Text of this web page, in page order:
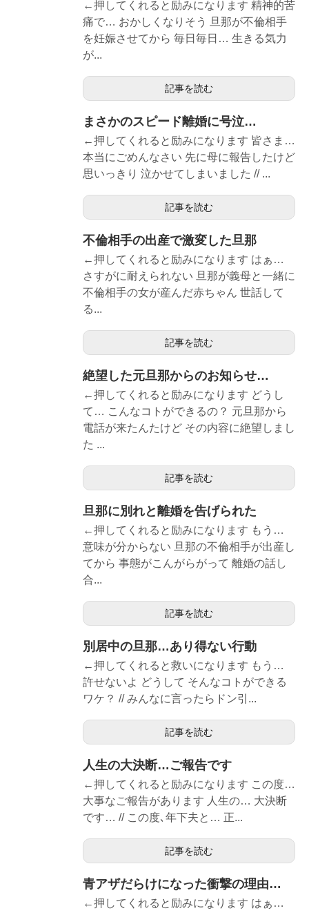
←押してくれると励みになります 精神的苦
痛で… おかしくなりそう 旦那が不倫相手
を妊娠させてから 毎日毎日… 生きる気力
が...
記事を読む
まさかのスピード離婚に号泣…
←押してくれると励みになります 皆さま…
本当にごめんなさい 先に母に報告したけど
思いっきり 泣かせてしまいました // ...
記事を読む
不倫相手の出産で激変した旦那
←押してくれると励みになります はぁ…
さすがに耐えられない 旦那が義母と一緒に
不倫相手の女が産んだ赤ちゃん 世話して
る...
記事を読む
絶望した元旦那からのお知らせ…
←押してくれると励みになります どうし
て… こんなコトができるの？ 元旦那から
電話が来たんたけど その内容に絶望しまし
た ...
記事を読む
旦那に別れと離婚を告げられた
←押してくれると励みになります もう…
意味が分からない 旦那の不倫相手が出産し
てから 事態がこんがらがって 離婚の話し
合...
記事を読む
別居中の旦那…あり得ない行動
←押してくれると救いになります もう…
許せないよ どうして そんなコトができる
ワケ？ // みんなに言ったらドン引...
記事を読む
人生の大決断…ご報告です
←押してくれると励みになります この度…
大事なご報告があります 人生の… 大決断
です… // この度､年下夫と… 正...
記事を読む
青アザだらけになった衝撃の理由…
←押してくれると励みになります はぁ…